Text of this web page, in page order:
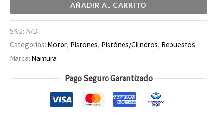
AÑADIR AL CARRITO
SKU: N/D
Categorías: Motor, Pistones, Pistónes/Cilindros, Repuestos
Marca: Namura
Pago Seguro Garantizado